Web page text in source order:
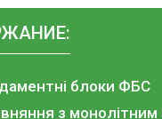
блоки ФБС
з